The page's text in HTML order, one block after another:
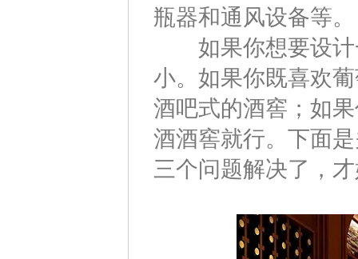
瓶器和通风设备等。
如果你想要设计
小。如果你既喜欢
酒吧式的酒窖；如
酒酒窖就行。下面
三个问题解决了，